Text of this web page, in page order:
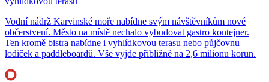
Vodní nádrž Karvinské moře nabídne svým návštěvníkům nové
občerstvení. Město na místě nechalo vybudovat gastro kontejner.
Ten kromě bistra nabídne i vyhlídkovou terasu nebo půjčovnu
lodiček a paddleboardů. Vše vyjde přibližně na 2,6 milionu korun.